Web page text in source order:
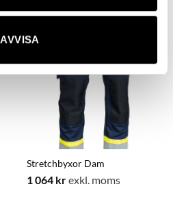
AVVISA
Stretchbyxor Dam
1 064 krexkl. moms